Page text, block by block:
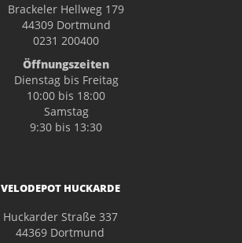
Brackeler Hellweg 179
44309 Dortmund
0231 200400
Öffnungszeiten
Dienstag bis Freitag
10:00 bis 18:00
Samstag
9:30 bis 13:30
VELODEPOT HUCKARDE
Huckarder Straße 337
44369 Dortmund